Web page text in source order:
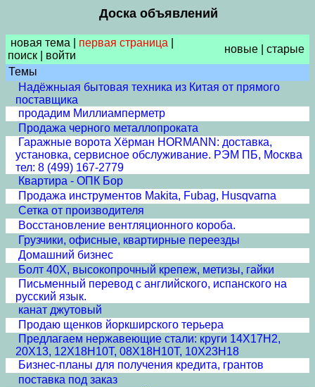
Доска объявлений
новая тема первая страница
поиск
войти
новые
старые
Темы
Надёжныая бытовая техника из Китая от прямого
поставщика
продадим Миллиамперметр
Продажа черного металлопроката
Гаражные ворота Хёрман HORMANN: доставка,
установка, сервисное обслуживание. РЭМ ПБ, Москва
тел: 8 (499) 167-2779
Квартира - ОПК Бор
Продажа инструментов Makita, Fubag, Husqvarna
Сетка от производителя
Восстановление вентляционного короба.
Грузчики, офисные, квартирные переезды
Домашний бизнес
Болт 40Х, высокопрочный крепеж, метизы, гайки
Письменный перевод с английского, испанского на
русский язык.
канат джутовый
Продаю щенков йоркширского терьера
Предлагаем нержавеющие стали: круги 14Х17Н2,
20Х13, 12Х18Н10Т, 08Х18Н10Т, 10Х23Н18
Бизнес-планы для получения кредита, грантов
поставка под заказ